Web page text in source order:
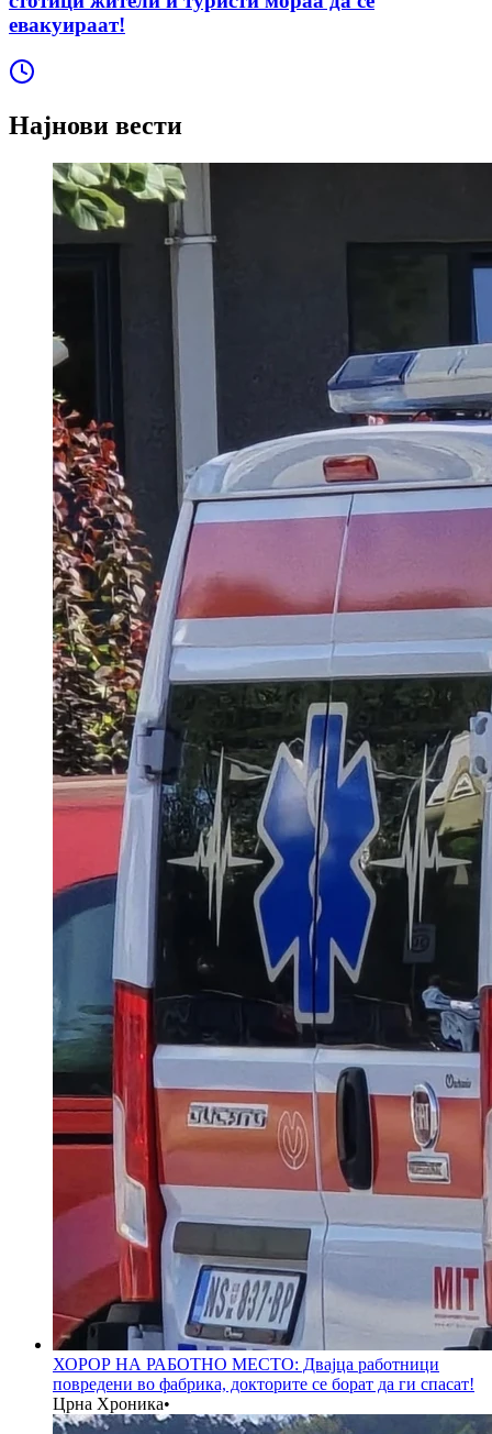
евакуираат!
Најнови вести
ХОРОР НА РАБОТНО МЕСТО: Двајца работници
повредени во фабрика, докторите се борат да ги спасат!
Црна Хроника•